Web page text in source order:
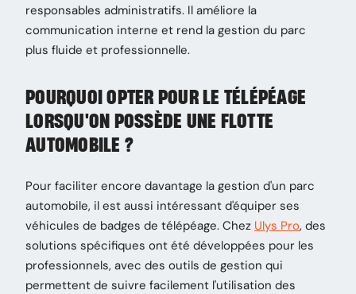
responsables administratifs. Il améliore la
communication interne et rend la gestion du parc
plus fluide et professionnelle.
POURQUOI OPTER POUR LE TÉLÉPÉAGE
LORSQU'ON POSSÈDE UNE FLOTTE
AUTOMOBILE ?
Pour faciliter encore davantage la gestion d'un parc
automobile, il est aussi intéressant d'équiper ses
véhicules de badges de télépéage. Chez Ulys Pro, des
solutions spécifiques ont été développées pour les
professionnels, avec des outils de gestion qui
permettent de suivre facilement l'utilisation des